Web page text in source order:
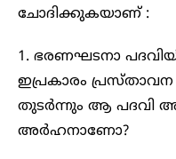
ചോദിക്കുകയാണ് :
1. ഭരണഘടനാ
ഇപ്രകാരം പ്രസ്താവന
തുടർന്നും ആ പദവി
അർഹനാണോ?